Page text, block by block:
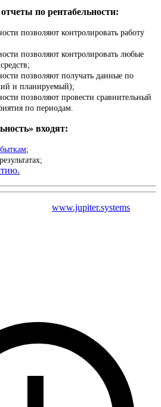
по рентабельности:
позволяют контролировать работу
позволяют контролировать любые
позволяют получать данные по
и планируемый);
позволяют провести сравнительный
по периодам.
входят:
;
www.jupiter.systems